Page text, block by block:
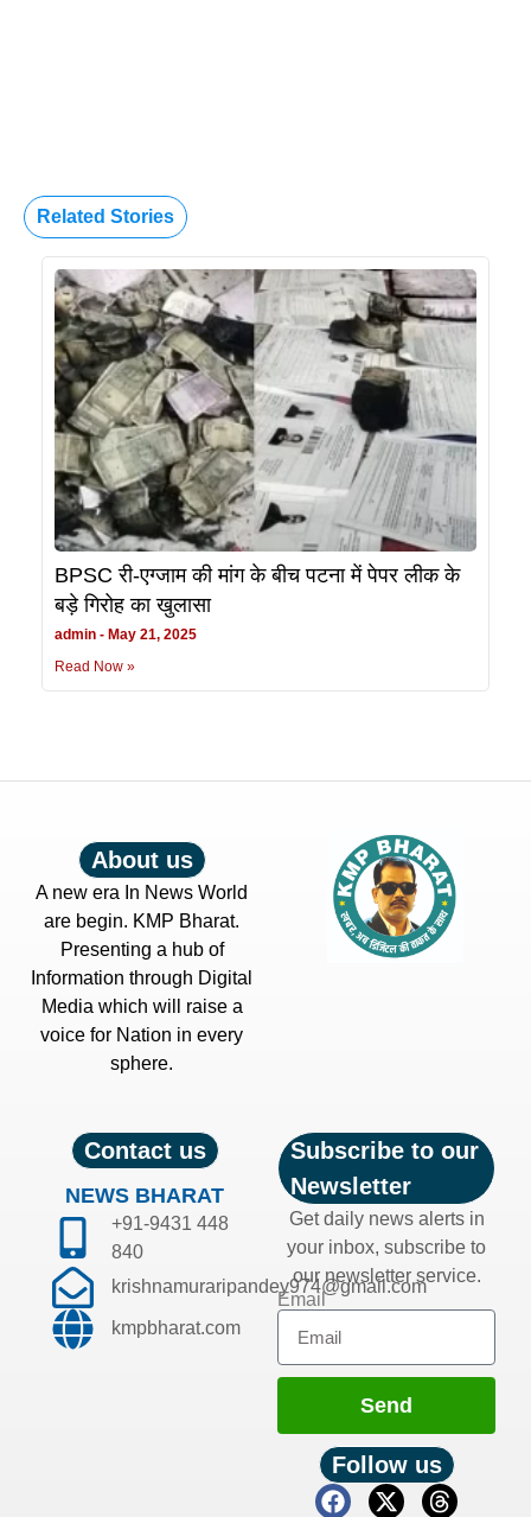
Related Stories
BPSC री-एग्जाम की मांग के बीच पटना में पेपर लीक के
बड़े गिरोह का खुलासा
admin
May 21, 2025
Read Now »
About us
A new era In News World
are begin. KMP Bharat.
Presenting a hub of
Information through Digital
Media which will raise a
voice for Nation in every
sphere.
Contact us
NEWS BHARAT
+91-9431 448
840
krishnamuraripandey974@gmail.com
kmpbharat.com
Subscribe to our
Newsletter
Get daily news alerts in
your inbox, subscribe to
our newsletter service.
Email
Send
Follow us